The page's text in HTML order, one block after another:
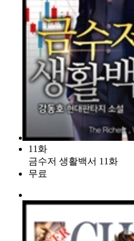
11화
금수저 생활백서 11화
무료